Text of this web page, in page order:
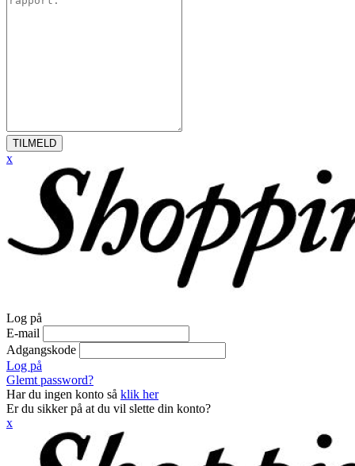
TILMELD
x
Log på
E-mail
Adgangskode
Log på
Glemt password?
Har du ingen konto så klik her
Er du sikker på at du vil slette din konto?
x